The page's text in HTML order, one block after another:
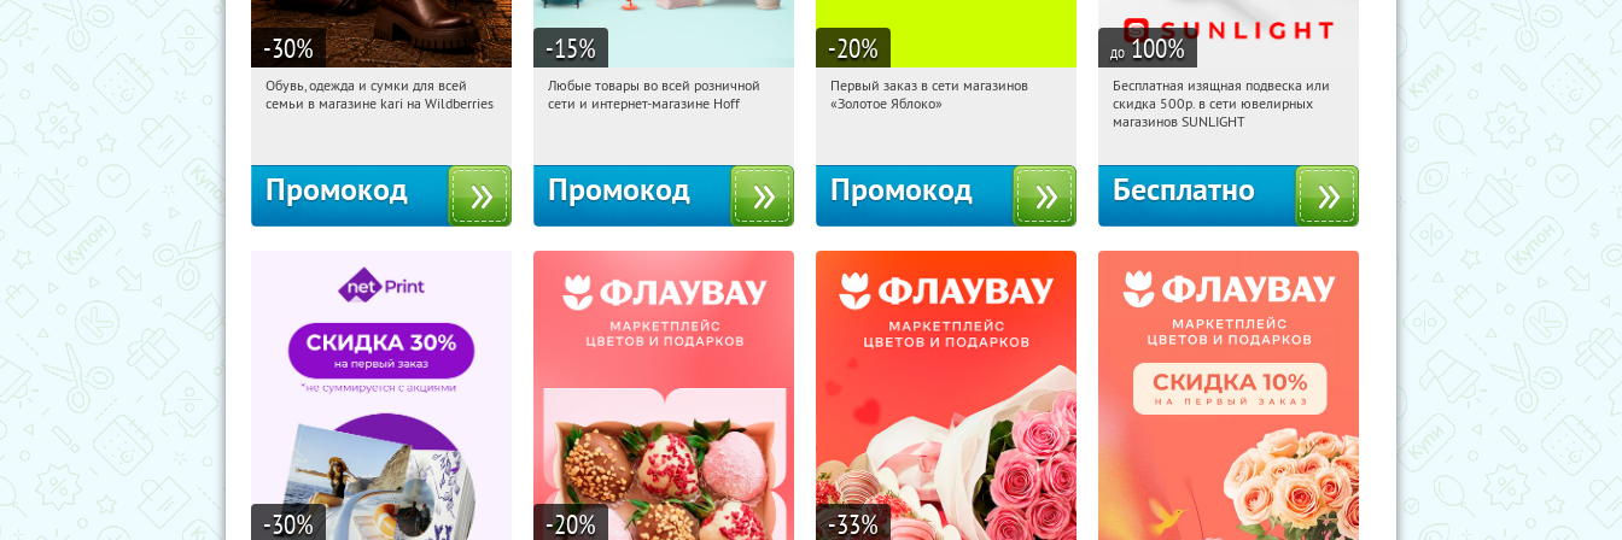
-30%
06:03:32 Получили:
Обувь, одежда и сумки для всей
семьи в магазине kari на Wildberries
Промокод
-15%
06:03:32 Получили:
Любые товары во всей розничной
сети и интернет-магазине Hoff
Промокод
-20%
06:03:32
Получи первым!
Первый заказ в сети магазинов
«Золотое Яблоко»
Промокод
до 100%
06:03:32 Получили:
Россия
Бесплатная изящная подвеска или
скидка 500р. в сети ювелирных
магазинов SUNLIGHT
Бесплатно
-30% -20% -33%